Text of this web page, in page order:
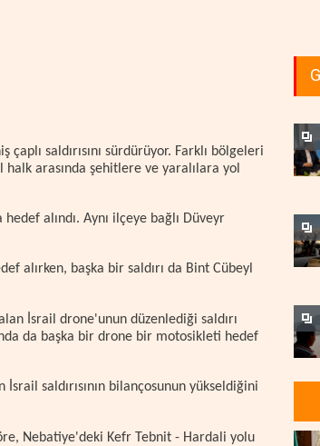
saldırısını sürdürüyor. Farklı bölgeleri
arasında şehitlere ve yaralılara yol
alındı. Aynı ilçeye bağlı Düveyr
alırken, başka bir saldırı da Bint Cübeyl
İsrail drone'unun düzenlediği saldırı
da başka bir drone bir motosikleti hedef
İsrail saldırısının bilançosunun yükseldiğini
Nebatiye'deki Kefr Tebnit - Hardali yolu